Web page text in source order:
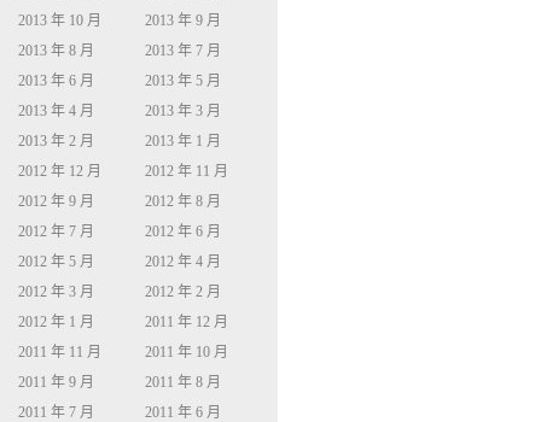
2013 年 10 月
2013 年 9 月
2013 年 8 月
2013 年 7 月
2013 年 6 月
2013 年 5 月
2013 年 4 月
2013 年 3 月
2013 年 2 月
2013 年 1 月
2012 年 12 月
2012 年 11 月
2012 年 9 月
2012 年 8 月
2012 年 7 月
2012 年 6 月
2012 年 5 月
2012 年 4 月
2012 年 3 月
2012 年 2 月
2012 年 1 月
2011 年 12 月
2011 年 11 月
2011 年 10 月
2011 年 9 月
2011 年 8 月
2011 年 7 月
2011 年 6 月